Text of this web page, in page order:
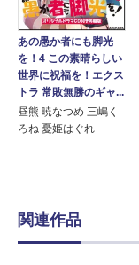
あの愚か者にも脚光
を！4 この素晴らしい
世界に祝福を！エクス
トラ 常敗無勝のギャ...
昼熊 暁なつめ 三嶋く
ろね 憂姫はぐれ
関連作品